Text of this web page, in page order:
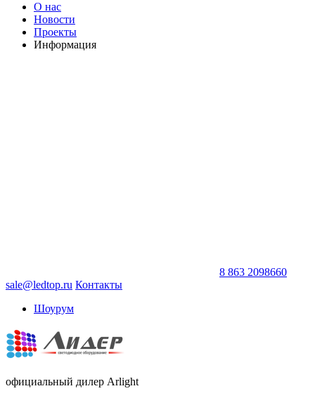
О нас
Новости
Проекты
Информация
8 863 2098660
sale@ledtop.ru Контакты
Шоурум
официальный дилер Arlight